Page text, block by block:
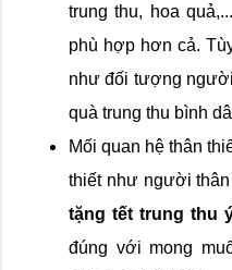
trung thu, hoa
phù hợp hơn cả.
như đối tượng
quà trung thu bình
Mối quan hệ thân
thiết như người
tặng tết trung thu
đúng với mong